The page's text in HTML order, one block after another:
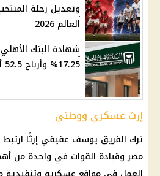
وتعديل رحلة
العالم 2026
17.25% وأرباح 52.5 ألف جنيه لكل 100 ألف
إرث عسكري ووطني
ترك الفريق يوسف عفيفي إرثًا
مصر وقيادة القوات في واحدة من